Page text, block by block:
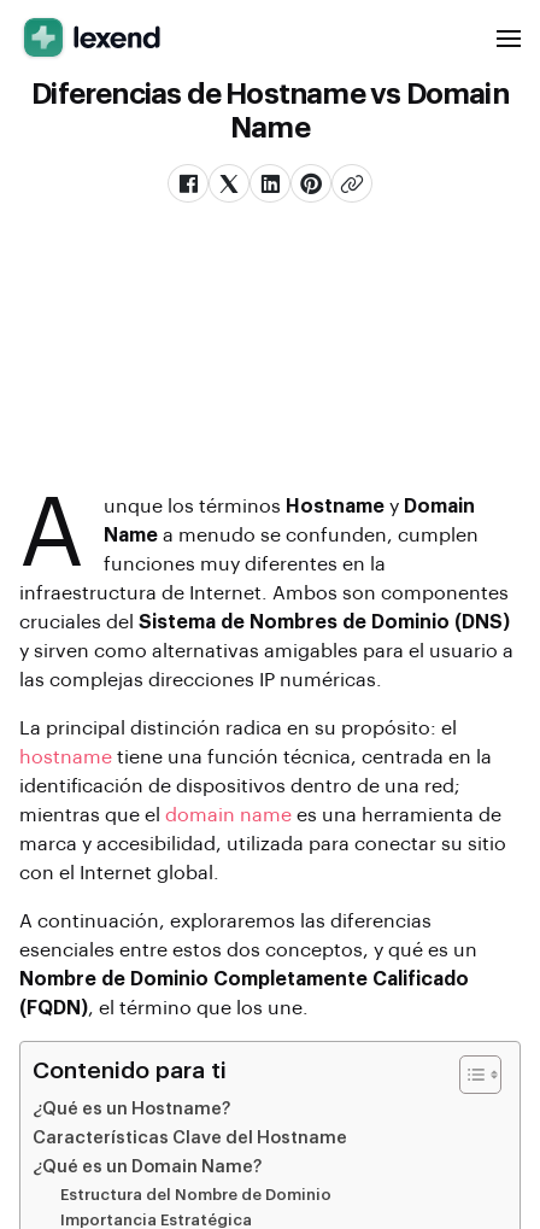
Diferencias de Hostname vs Domain
Name
A unque los términos Hostname y Domain
Name a menudo se confunden, cumplen
funciones muy diferentes en la
infraestructura de Internet. Ambos son componentes
cruciales del Sistema de Nombres de Dominio (DNS)
y sirven como alternativas amigables para el usuario a
las complejas direcciones IP numéricas.
La principal distinción radica en su propósito: el
hostname tiene una función técnica, centrada en la
identificación de dispositivos dentro de una red;
mientras que el domain name es una herramienta de
marca y accesibilidad, utilizada para conectar su sitio
con el Internet global.
A continuación, exploraremos las diferencias
esenciales entre estos dos conceptos, y qué es un
Nombre de Dominio Completamente Calificado
(FQDN), el término que los une.
Contenido para ti
¿Qué es un Hostname?
Características Clave del Hostname
¿Qué es un Domain Name?
Estructura del Nombre de Dominio
Importancia Estratégica